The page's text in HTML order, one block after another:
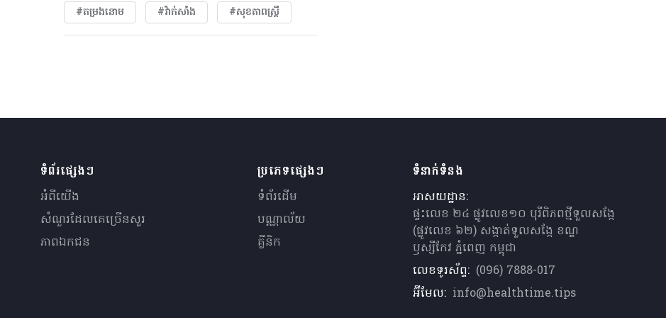
#តម្រងនោម
#វ៉ាក់សាំង #សុខភាពស្រ្តី
ទំព័រផ្សេងៗ
អំពីយើង
សំណួរ​ដែលគេ​ច្រើន​សួរ
ភាពឯកជន
ប្រភេទផ្សេងៗ
ទំព័រដើម
បណ្ណាល័យ
គ្លីនិក
ទំនាក់ទំនង
អាសយដ្ឋាន:
ផ្ទះលេខ ២៤ ផ្លូវលេខ១០ បុរីពិភពថ្មីទួលសង្កែ
(ផ្លូវលេខ ៦២) សង្កាត់ទួលសង្កែ ខណ្ឌ
ឫស្សីកែវ ភ្នំពេញ កម្ពុជា
លេខទូរស័ព្ទ: (096) 7888-017
អ៊ីមែល: info@healthtime.tips